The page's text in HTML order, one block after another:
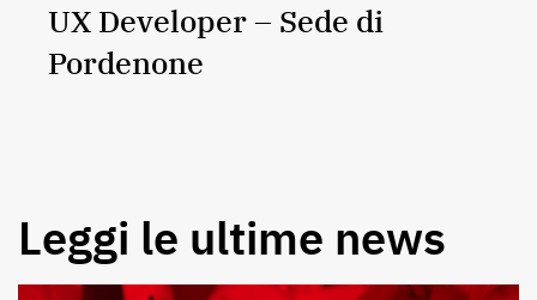
UX Developer – Sede di
Pordenone
Leggi le ultime news